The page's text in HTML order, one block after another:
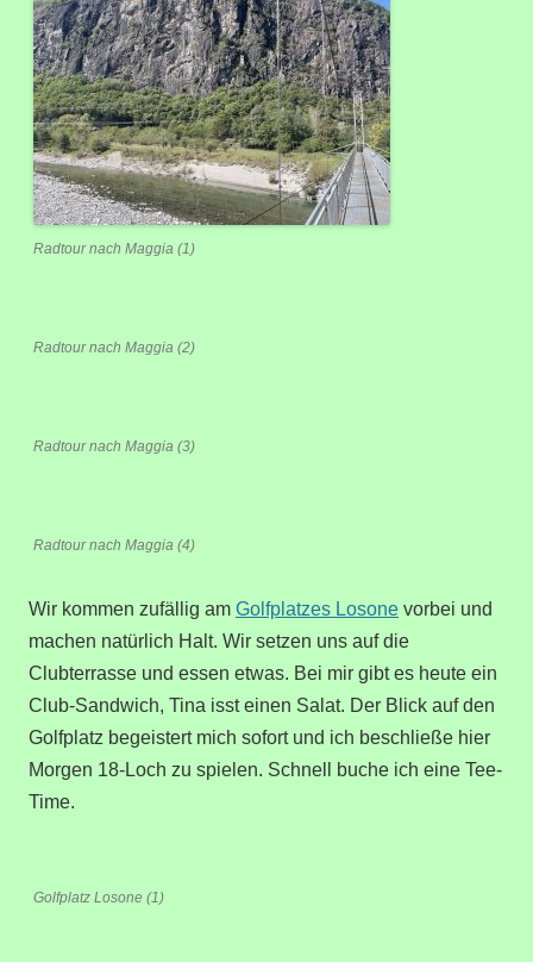
Radtour nach Maggia (1)
Radtour nach Maggia (2)
Radtour nach Maggia (3)
Radtour nach Maggia (4)
Wir kommen zufällig am Golfplatzes Losone vorbei und
machen natürlich Halt. Wir setzen uns auf die
Clubterrasse und essen etwas. Bei mir gibt es heute ein
Club-Sandwich, Tina isst einen Salat. Der Blick auf den
Golfplatz begeistert mich sofort und ich beschließe hier
Morgen 18-Loch zu spielen. Schnell buche ich eine Tee-
Time.
Golfplatz Losone (1)